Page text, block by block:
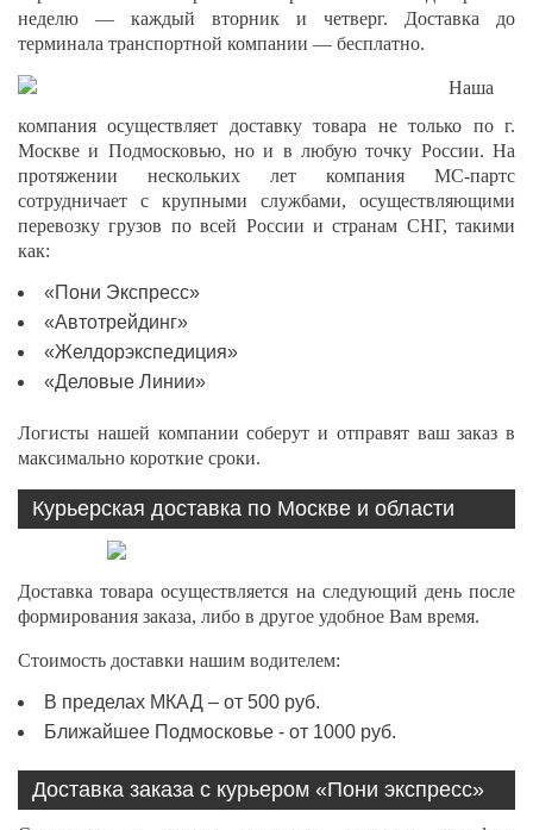
неделю — каждый вторник и четверг. Доставка до
терминала транспортной компании — бесплатно.
Наша
компания осуществляет доставку товара не только по г.
Москве и Подмосковью, но и в любую точку России. На
протяжении нескольких лет компания МС-партс
сотрудничает с крупными службами, осуществляющими
перевозку грузов по всей России и странам СНГ, такими
как:
«Пони Экспресс»
«Автотрейдинг»
«Желдорэкспедиция»
«Деловые Линии»
Логисты нашей компании соберут и отправят ваш заказ в
максимально короткие сроки.
Курьерская доставка по Москве и области
Доставка товара осуществляется на следующий день после
формирования заказа, либо в другое удобное Вам время.
Стоимость доставки нашим водителем:
В пределах МКАД – от 500 руб.
Ближайшее Подмосковье - от 1000 руб.
Доставка заказа с курьером «Пони экспресс»